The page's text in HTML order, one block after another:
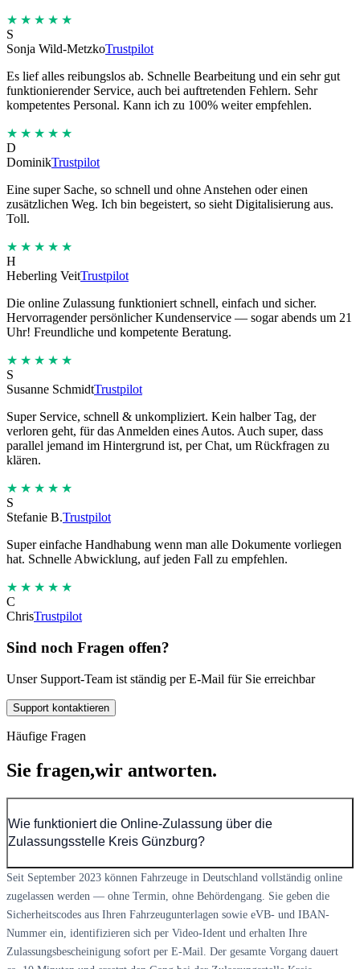
★★★★★
S
Sonja Wild-MetzkoTrustpilot
Es lief alles reibungslos ab. Schnelle Bearbeitung und ein sehr gut
funktionierender Service, auch bei auftretenden Fehlern. Sehr
kompetentes Personal. Kann ich zu 100% weiter empfehlen.
★★★★★
D
DominikTrustpilot
Eine super Sache, so schnell und ohne Anstehen oder einen
zusätzlichen Weg. Ich bin begeistert, so sieht Digitalisierung aus.
Toll.
★★★★★
H
Heberling VeitTrustpilot
Die online Zulassung funktioniert schnell, einfach und sicher.
Hervorragender persönlicher Kundenservice — sogar abends um 21
Uhr! Freundliche und kompetente Beratung.
★★★★★
S
Susanne SchmidtTrustpilot
Super Service, schnell & unkompliziert. Kein halber Tag, der
verloren geht, für das Anmelden eines Autos. Auch super, dass
parallel jemand im Hintergrund ist, per Chat, um Rückfragen zu
klären.
★★★★★
S
Stefanie B.Trustpilot
Super einfache Handhabung wenn man alle Dokumente vorliegen
hat. Schnelle Abwicklung, auf jeden Fall zu empfehlen.
★★★★★
C
ChrisTrustpilot
Sind noch Fragen offen?
Unser Support-Team ist ständig per E-Mail für Sie erreichbar
Support kontaktieren
Häufige Fragen
Sie fragen,wir antworten.
Wie funktioniert die Online-Zulassung über die
Zulassungsstelle Kreis Günzburg?
Seit September 2023 können Fahrzeuge in Deutschland vollständig online
zugelassen werden — ohne Termin, ohne Behördengang. Sie geben die
Sicherheitscodes aus Ihren Fahrzeugunterlagen sowie eVB- und IBAN-
Nummer ein, identifizieren sich per Video-Ident und erhalten Ihre
Zulassungsbescheinigung sofort per E-Mail. Der gesamte Vorgang dauert